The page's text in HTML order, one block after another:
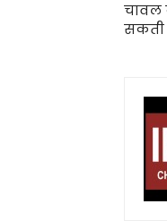
चावल
सकती